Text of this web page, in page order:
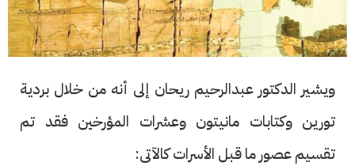
ويشير الدكتور عبدالرحيم ريحان إلى أنه من خلال بردية
تورين وكتابات مانيتون وعشرات المؤرخين فقد تم
تقسيم عصور ما قبل الأسرات كالآتى: